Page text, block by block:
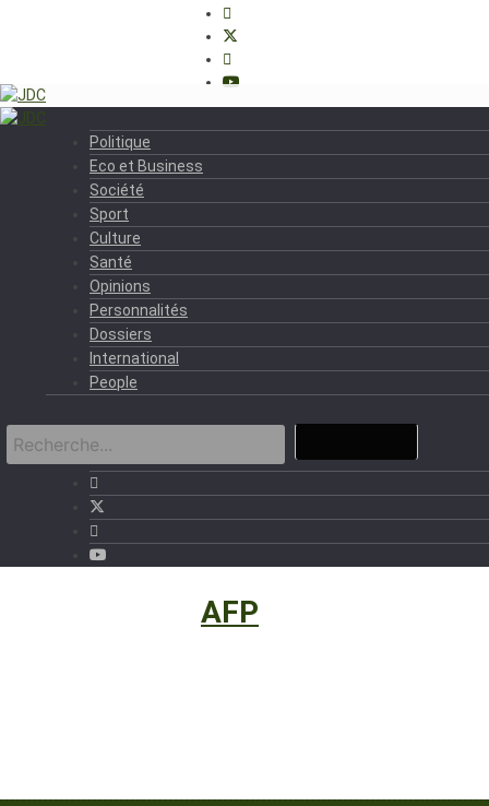
Politique
Eco et Business
Société
Sport
Culture
Santé
Opinions
Personnalités
Dossiers
International
People
AFP